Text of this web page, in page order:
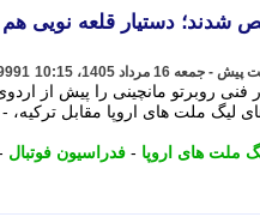
شدند؛ دستیار قلعه نویی
فنی روبرتو مانچینی را پیش از
لیگ ملت های اروپا مقابل ترکیه، -
ملت های اروپا - فدراسیون فوتبال